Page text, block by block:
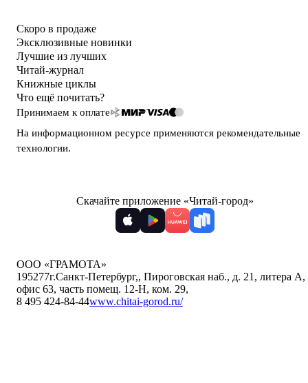
Скоро в продаже
Эксклюзивные новинки
Лучшие из лучших
Читай-журнал
Книжные циклы
Что ещё почитать?
Принимаем к оплате
На информационном ресурсе применяются рекомендательные
технологии.
Скачайте приложение «Читай-город»
ООО «ГРАМОТА»
195277г.Санкт-Петербург,, Пироговская наб., д. 21, литера А,
офис 63, часть помещ. 12-Н, ком. 29,
8 495 424-84-44www.chitai-gorod.ru/